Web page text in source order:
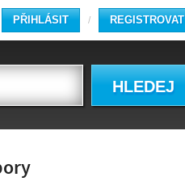
/
PŘIHLÁSIT REGISTROVAT
HLEDEJ